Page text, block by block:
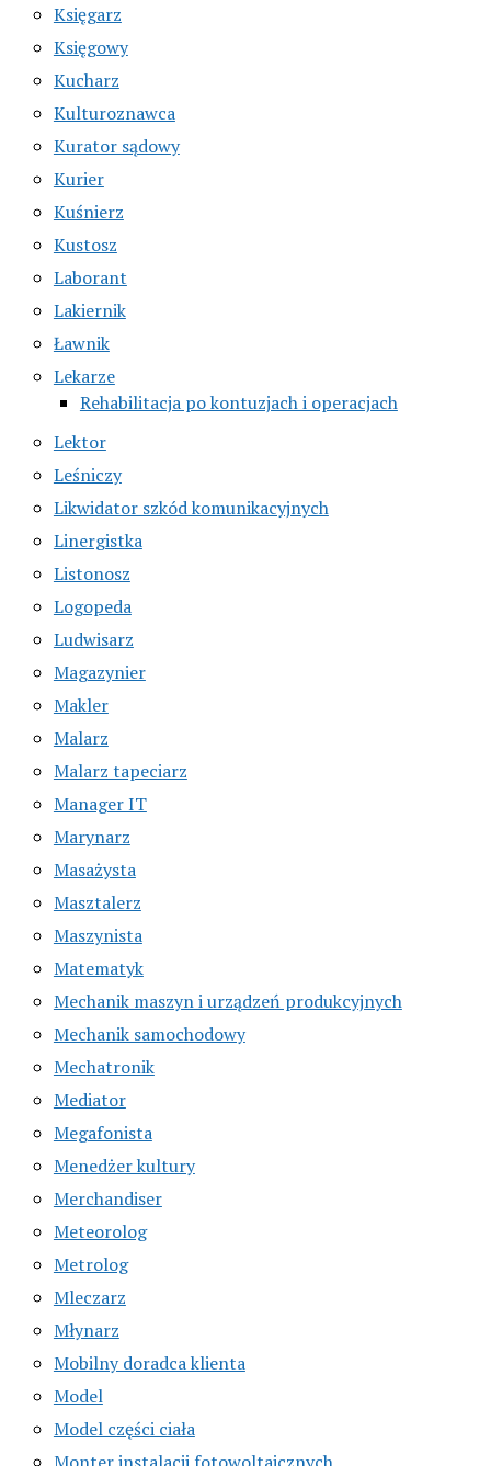
Księgarz
Księgowy
Kucharz
Kulturoznawca
Kurator sądowy
Kurier
Kuśnierz
Kustosz
Laborant
Lakiernik
Ławnik
Lekarze
Rehabilitacja po kontuzjach i operacjach
Lektor
Leśniczy
Likwidator szkód komunikacyjnych
Linergistka
Listonosz
Logopeda
Ludwisarz
Magazynier
Makler
Malarz
Malarz tapeciarz
Manager IT
Marynarz
Masażysta
Masztalerz
Maszynista
Matematyk
Mechanik maszyn i urządzeń produkcyjnych
Mechanik samochodowy
Mechatronik
Mediator
Megafonista
Menedżer kultury
Merchandiser
Meteorolog
Metrolog
Mleczarz
Młynarz
Mobilny doradca klienta
Model
Model części ciała